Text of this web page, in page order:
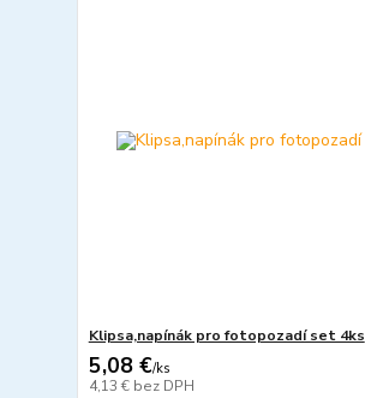
Klipsa,napínák pro fotopozadí set 4ks
5,08 €/ks
4,13 € bez DPH